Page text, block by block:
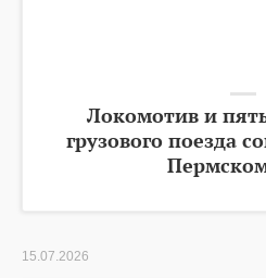
Локомотив и
грузового поезда
15.07.2026